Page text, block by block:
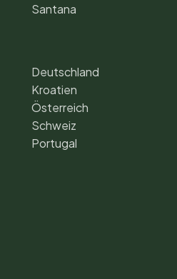
Santana
Deutschland
Kroatien
Österreich
Schweiz
Portugal